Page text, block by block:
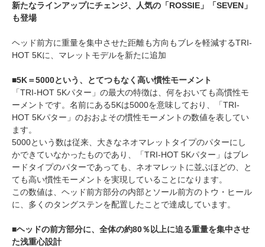
新たなラインアップにチェンジ、人気の「ROSSIE」「SEVEN」
も登場
ヘッド前方に重量を集中させた距離も方向もブレを軽減するTRI-
HOT 5Kに、マレットモデルを新たに追加
■5K＝5000という、とてつもなく高い慣性モーメント
「TRI-HOT 5Kパター」の最大の特徴は、何をおいても高慣性モ
ーメントです。名前にある5Kは5000を意味しており、「TRI-
HOT 5Kパター」のおおよその慣性モーメントの数値を表してい
ます。
5000という数は従来、大きなネオマレットタイプのパターにし
かできていなかったものであり、「TRI-HOT 5Kパター」はブレ
ードタイプのパターであっても、ネオマレットに並ぶほどの、と
ても高い慣性モーメントを実現していることになります。
この数値は、ヘッド前方部分の内部とソール前方のトウ・ヒール
に、多くのタングステンを配置したことで達成しています。
■ヘッドの前方部分に、全体の約80％以上に迫る重量を集中させ
た浅重心設計